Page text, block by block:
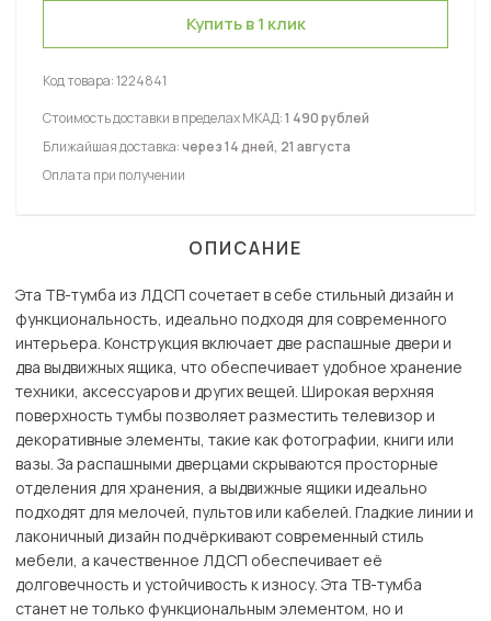
Купить в 1 клик
Код товара:1224841
Стоимость доставки в пределах МКАД:1 490 рублей
Ближайшая доставка:через 14 дней, 21 августа
Оплата при получении
ОПИСАНИЕ
Эта ТВ-тумба из ЛДСП сочетает в себе стильный дизайн и
функциональность, идеально подходя для современного
интерьера. Конструкция включает две распашные двери и
два выдвижных ящика, что обеспечивает удобное хранение
техники, аксессуаров и других вещей. Широкая верхняя
поверхность тумбы позволяет разместить телевизор и
декоративные элементы, такие как фотографии, книги или
вазы. За распашными дверцами скрываются просторные
отделения для хранения, а выдвижные ящики идеально
подходят для мелочей, пультов или кабелей. Гладкие линии и
лаконичный дизайн подчёркивают современный стиль
мебели, а качественное ЛДСП обеспечивает её
долговечность и устойчивость к износу. Эта ТВ-тумба
станет не только функциональным элементом, но и